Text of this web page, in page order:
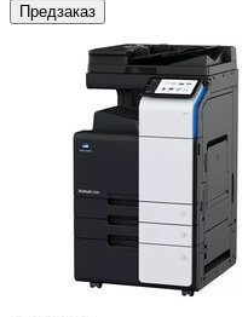
Предзаказ